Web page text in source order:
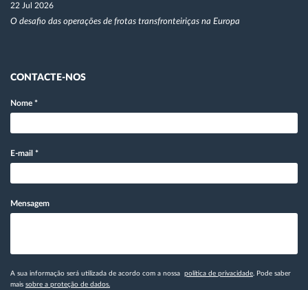
22 Jul 2026
O desafio das operações de frotas transfronteiriças na Europa
CONTACTE-NOS
Nome *
E-mail *
Mensagem
A sua informação será utilizada de acordo com a nossa política de privacidade . Pode saber
mais sobre a proteção de dados.